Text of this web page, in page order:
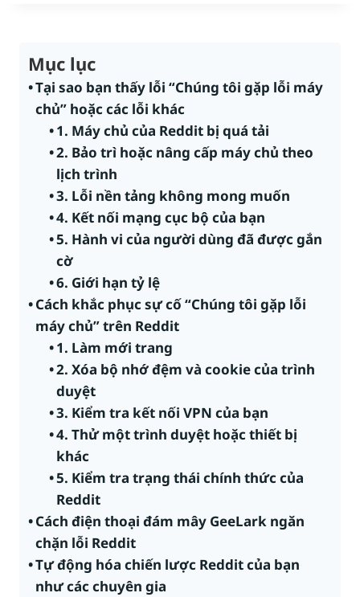
Mục lục
Tại sao bạn thấy lỗi “Chúng tôi gặp lỗi máy
chủ” hoặc các lỗi khác
1. Máy chủ của Reddit bị quá tải
2. Bảo trì hoặc nâng cấp máy chủ theo
lịch trình
3. Lỗi nền tảng không mong muốn
4. Kết nối mạng cục bộ của bạn
5. Hành vi của người dùng đã được gắn
cờ
6. Giới hạn tỷ lệ
Cách khắc phục sự cố “Chúng tôi gặp lỗi
máy chủ” trên Reddit
1. Làm mới trang
2. Xóa bộ nhớ đệm và cookie của trình
duyệt
3. Kiểm tra kết nối VPN của bạn
4. Thử một trình duyệt hoặc thiết bị
khác
5. Kiểm tra trạng thái chính thức của
Reddit
Cách điện thoại đám mây GeeLark ngăn
chặn lỗi Reddit
Tự động hóa chiến lược Reddit của bạn
như các chuyên gia